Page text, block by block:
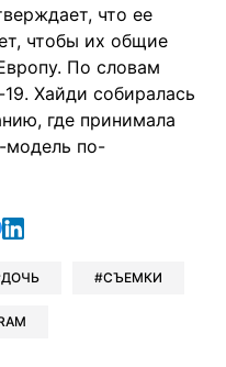
что ее
чтобы их общие
По словам
Хайди собиралась
где принимала
модель по-
в Facebook
в Xв Viber
в Whatsapp
отправить в Messenger
отправить в LinkedIn
ДОЧЬ СЪЕМКИ